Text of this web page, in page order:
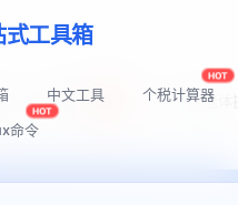
式工具箱
中文工具 个税计算器
HOT
命令
HOT
AI提示词秘籍 NEW AI IDE智能体